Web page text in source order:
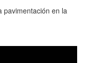
pavimentación en la